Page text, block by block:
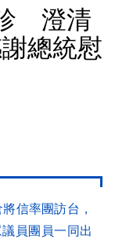
澄清
總統慰
信率團訪台，
員團員一同出